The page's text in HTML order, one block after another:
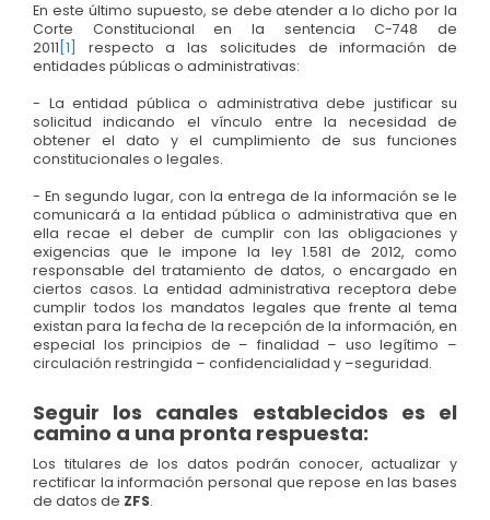
En este último supuesto, se debe atender a lo dicho por la
Corte Constitucional en la sentencia C-748 de
2011 [1]
respecto a las solicitudes de información de
entidades públicas o administrativas:
- La entidad pública o administrativa debe justificar su
solicitud indicando el vínculo entre la necesidad de
obtener el dato y el cumplimiento de sus funciones
constitucionales o legales.
- En segundo lugar, con la entrega de la información se le
comunicará a la entidad pública o administrativa que en
ella recae el deber de cumplir con las obligaciones y
exigencias que le impone la ley 1.581 de 2012, como
responsable del tratamiento de datos, o encargado en
ciertos casos. La entidad administrativa receptora debe
cumplir todos los mandatos legales que frente al tema
existan para la fecha de la recepción de la información, en
especial los principios de – finalidad – uso legítimo –
circulación restringida – confidencialidad y –seguridad.
Seguir los canales establecidos es el
camino a una pronta respuesta:
Los titulares de los datos podrán conocer, actualizar y
rectificar la información personal que repose en las bases
de datos de ZFS.